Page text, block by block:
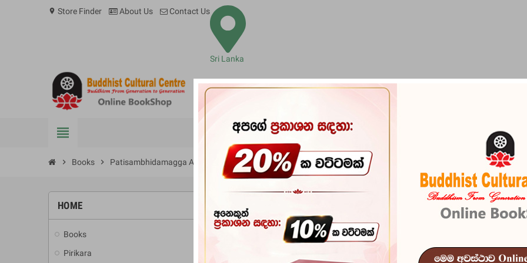
location_on Store Finder About Us Contact Us
Sri Lanka
view_headline BOOKS PIRIKARA BUDDHA STATUES RITUAL ITEMS &
chevron_right Books chevron_right Patisambhidamagga Attakatha
HOME
Books
Pirikara
In stock